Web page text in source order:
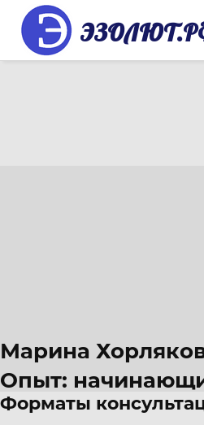
Марина
Опыт:
29 лет
Форматы